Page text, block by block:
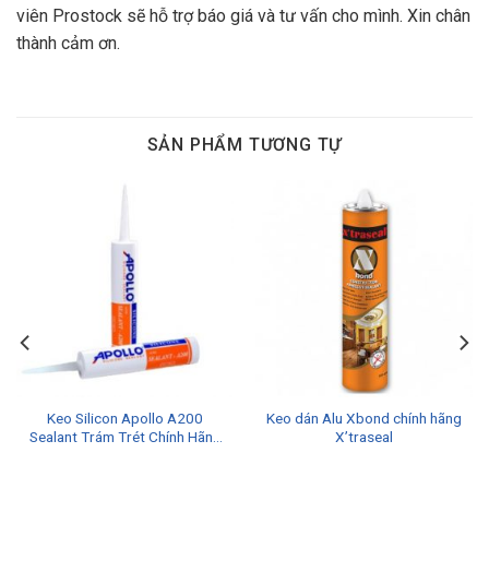
viên Prostock sẽ hỗ trợ báo giá và tư vấn cho mình. Xin chân
thành cảm ơn.
SẢN PHẨM TƯƠNG TỰ
Keo Silicon Apollo A200
Sealant Trám Trét Chính Hãng
Keo dán Alu Xbond chính hãng
X’traseal